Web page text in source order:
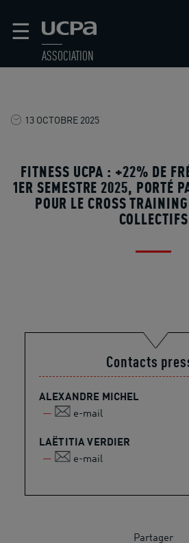
☰
ASSOCIATION
13 OCTOBRE 2025
FITNESS UCPA : +22% DE
1ER SEMESTRE 2025, PORTÉ
POUR LE CROSS
COLLECTIFS
Contacts
ALEXANDRE MICHEL
e-mail
LAËTITIA VERDIER
e-mail
Partager